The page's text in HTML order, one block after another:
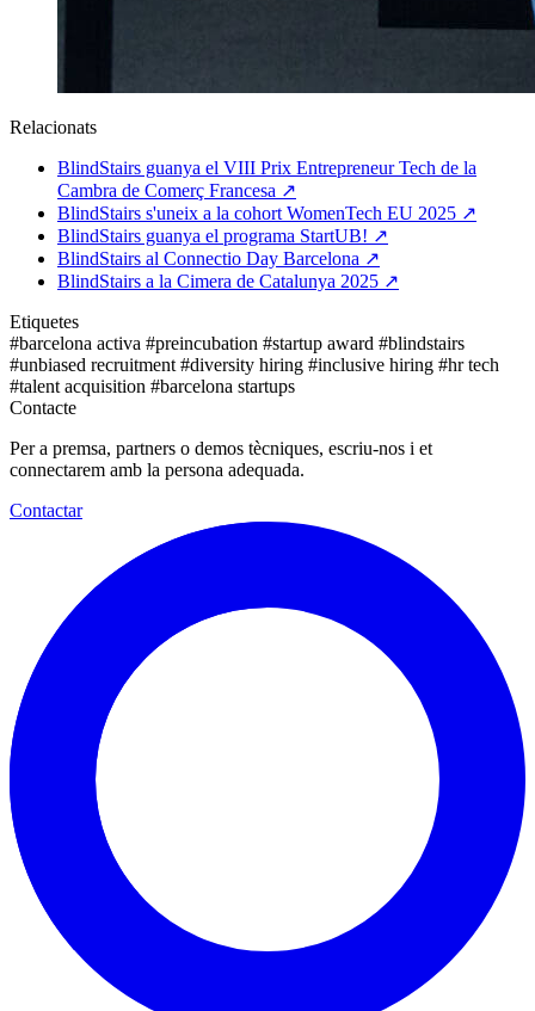
Relacionats
BlindStairs guanya el VIII Prix Entrepreneur Tech de la
Cambra de Comerç Francesa ↗
BlindStairs s'uneix a la cohort WomenTech EU 2025 ↗
BlindStairs guanya el programa StartUB! ↗
BlindStairs al Connectio Day Barcelona ↗
BlindStairs a la Cimera de Catalunya 2025 ↗
Etiquetes
#barcelona activa #preincubation #startup award #blindstairs
#unbiased recruitment #diversity hiring #inclusive hiring #hr tech
#talent acquisition #barcelona startups
Contacte
Per a premsa, partners o demos tècniques, escriu-nos i et
connectarem amb la persona adequada.
Contactar